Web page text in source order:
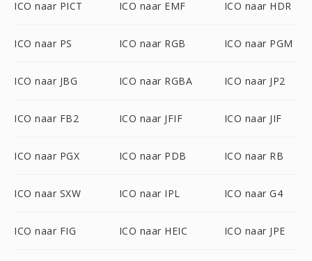
ICO naar PICT ICO naar EMF ICO naar HDR
ICO naar PS ICO naar RGB ICO naar PGM
ICO naar JBG ICO naar RGBA ICO naar JP2
ICO naar FB2 ICO naar JFIF ICO naar JIF
ICO naar PGX ICO naar PDB ICO naar RB
ICO naar SXW ICO naar IPL ICO naar G4
ICO naar FIG ICO naar HEIC ICO naar JPE